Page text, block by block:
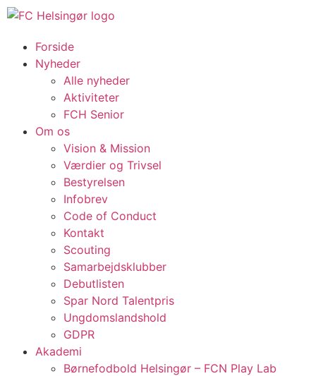
Forside
Nyheder
Alle nyheder
Aktiviteter
FCH Senior
Om os
Vision & Mission
Værdier og Trivsel
Bestyrelsen
Infobrev
Code of Conduct
Kontakt
Scouting
Samarbejdsklubber
Debutlisten
Spar Nord Talentpris
Ungdomslandshold
GDPR
Akademi
Børnefodbold Helsingør – FCN Play Lab